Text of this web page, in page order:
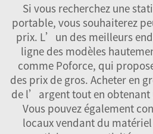
Si vous recherchez une
portable, vous souhaiterez
prix. L’un des meilleurs
ligne des modèles
comme Poforce, qui
des prix de gros. Acheter en
de l’argent tout en
Vous pouvez également
locaux vendant du